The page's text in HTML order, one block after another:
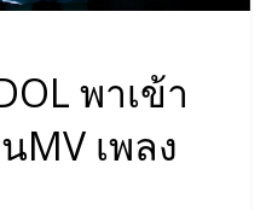
พาเข้า
MV เพลง